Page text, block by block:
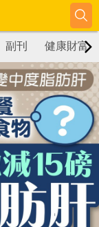
副刊 健康財富